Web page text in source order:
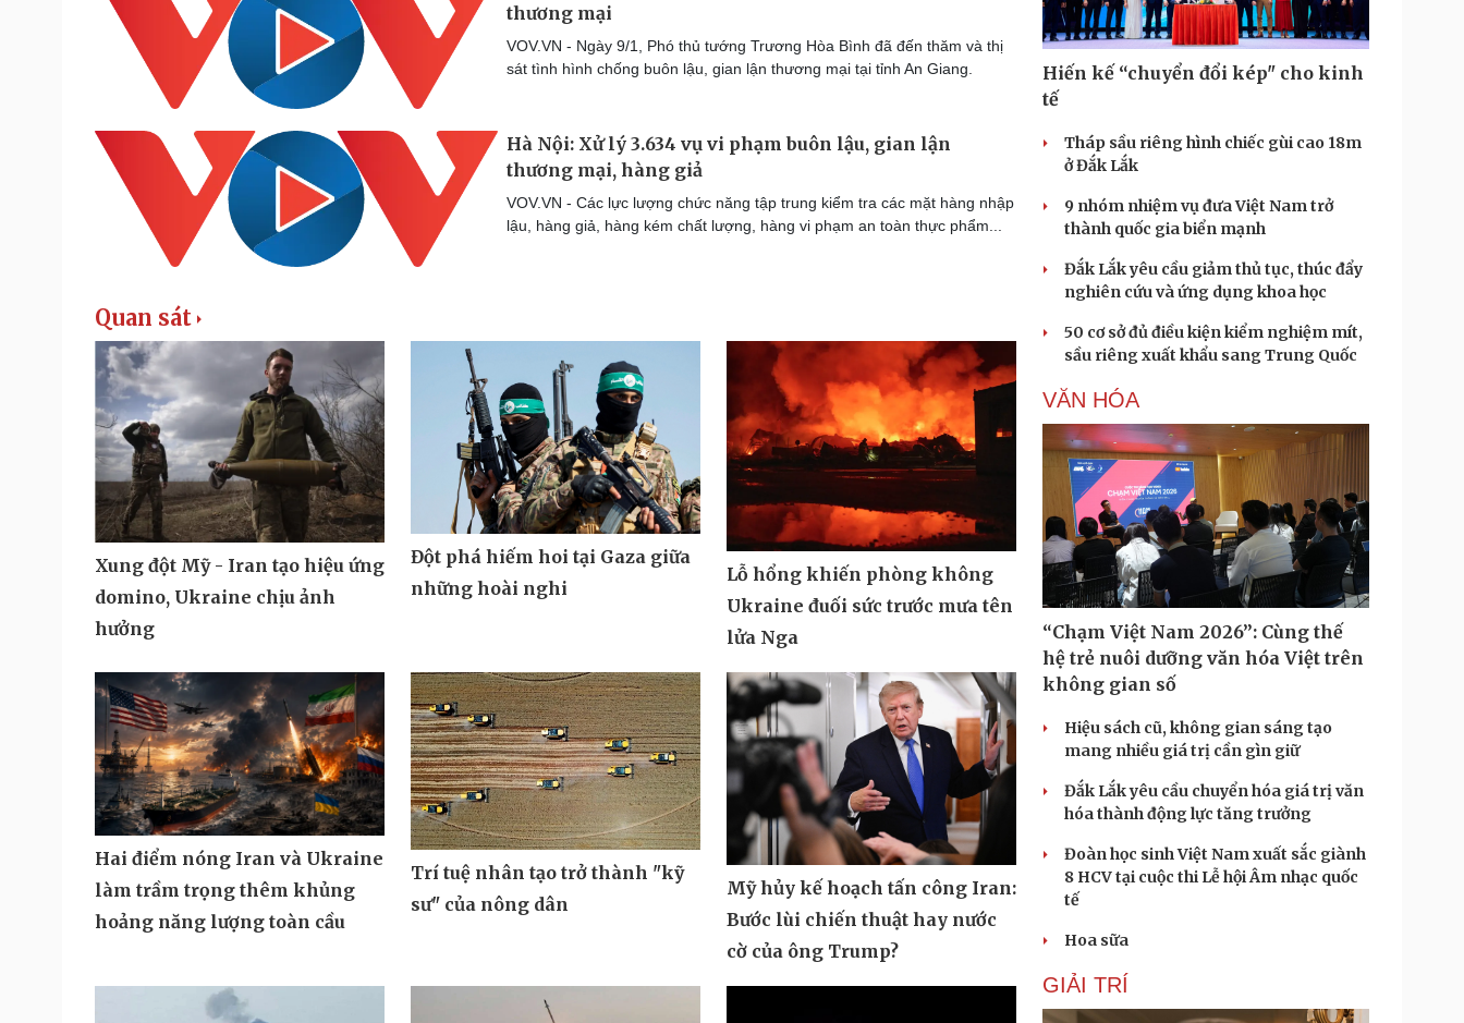
thương mại
VOV.VN - Ngày 9/1, Phó thủ tướng Trương Hòa Bình đã đến thăm và thị
sát tình hình chống buôn lậu, gian lận thương mại tại tỉnh An Giang.
Hà Nội: Xử lý 3.634 vụ vi phạm buôn lậu, gian lận
thương mại, hàng giả
VOV.VN - Các lực lượng chức năng tập trung kiểm tra các mặt hàng nhập
lậu, hàng giả, hàng kém chất lượng, hàng vi phạm an toàn thực phẩm...
Quan sát
Xung đột Mỹ - Iran tạo hiệu ứng
domino, Ukraine chịu ảnh
hưởng
Đột phá hiếm hoi tại Gaza giữa
những hoài nghi
Lỗ hổng khiến phòng không
Ukraine đuối sức trước mưa tên
lửa Nga
Hai điểm nóng Iran và Ukraine
làm trầm trọng thêm khủng
hoảng năng lượng toàn cầu
Trí tuệ nhân tạo trở thành "kỹ
sư" của nông dân
Mỹ hủy kế hoạch tấn công Iran:
Bước lùi chiến thuật hay nước
cờ của ông Trump?
Hiến kế “chuyển đổi kép" cho kinh
tế
Tháp sầu riêng hình chiếc gùi cao 18m
ở Đắk Lắk
9 nhóm nhiệm vụ đưa Việt Nam trở
thành quốc gia biển mạnh
Đắk Lắk yêu cầu giảm thủ tục, thúc đẩy
nghiên cứu và ứng dụng khoa học
50 cơ sở đủ điều kiện kiểm nghiệm mít,
sầu riêng xuất khẩu sang Trung Quốc
VĂN HÓA
“Chạm Việt Nam 2026”: Cùng thế
hệ trẻ nuôi dưỡng văn hóa Việt trên
không gian số
Hiệu sách cũ, không gian sáng tạo
mang nhiều giá trị cần gìn giữ
Đắk Lắk yêu cầu chuyển hóa giá trị văn
hóa thành động lực tăng trưởng
Đoàn học sinh Việt Nam xuất sắc giành
8 HCV tại cuộc thi Lễ hội Âm nhạc quốc
tế
Hoa sữa
GIẢI TRÍ